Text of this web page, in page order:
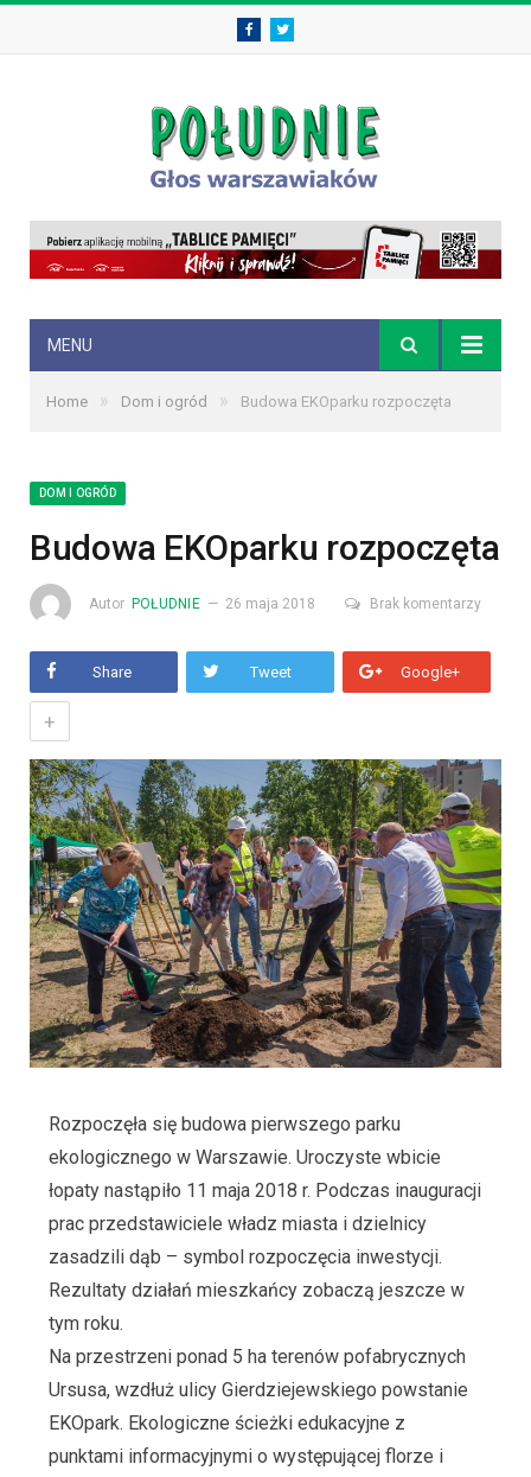
FacebookTwitter
MENU
Home » Dom i ogród » Budowa EKOparku rozpoczęta
DOM I OGRÓD
Budowa EKOparku rozpoczęta
Autor POŁUDNIE 26 maja 2018 Brak komentarzy
Share Tweet Google+
+
Rozpoczęła się budowa pierwszego parku
ekologicznego w Warszawie. Uroczyste wbicie
łopaty nastąpiło 11 maja 2018 r. Podczas inauguracji
prac przedstawiciele władz miasta i dzielnicy
zasadzili dąb – symbol rozpoczęcia inwestycji.
Rezultaty działań mieszkańcy zobaczą jeszcze w
tym roku.
Na przestrzeni ponad 5 ha terenów pofabrycznych
Ursusa, wzdłuż ulicy Gierdziejewskiego powstanie
EKOpark. Ekologiczne ścieżki edukacyjne z
punktami informacyjnymi o występującej florze i